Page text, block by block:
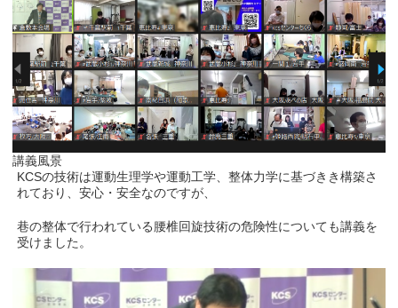
講義風景
KCSの技術は運動生理学や運動工学、整体力学に基づきき構築さ
れており、安心・安全なのですが、
巷の整体で行われている腰椎回旋技術の危険性についても講義を
受けました。